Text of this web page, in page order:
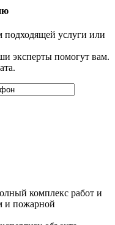
подходящей услуги или
эксперты помогут вам.
комплекс работ и
и пожарной